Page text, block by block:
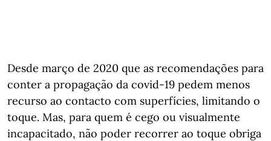
Desde março de 2020 que as recomendações para
conter a propagação da covid-19 pedem menos
recurso ao contacto com superfícies, limitando o
toque. Mas, para quem é cego ou visualmente
incapacitado, não poder recorrer ao toque obriga